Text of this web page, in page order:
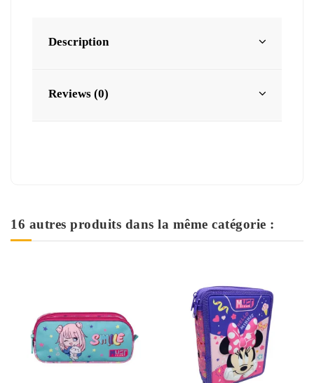
Description
Reviews (0)
16 autres produits dans la même catégorie :